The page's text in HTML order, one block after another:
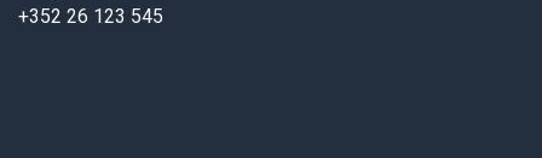
+352 26 123 545